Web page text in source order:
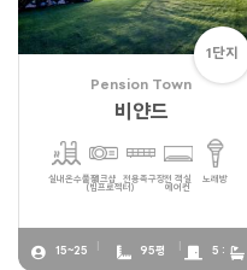
1단지
Pension Town
비얀드
실내온수풀장워크샵
(빔프로젝터)
전용족구장전 객실
에어컨
노래방
15~25 95평 5 :